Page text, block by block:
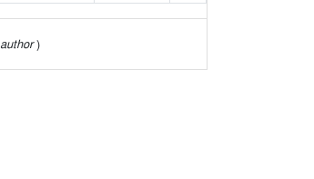
author)